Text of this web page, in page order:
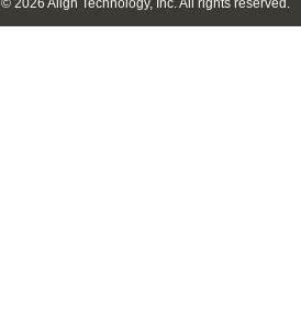
© 2026 Align Technology, Inc. All rights reserved.